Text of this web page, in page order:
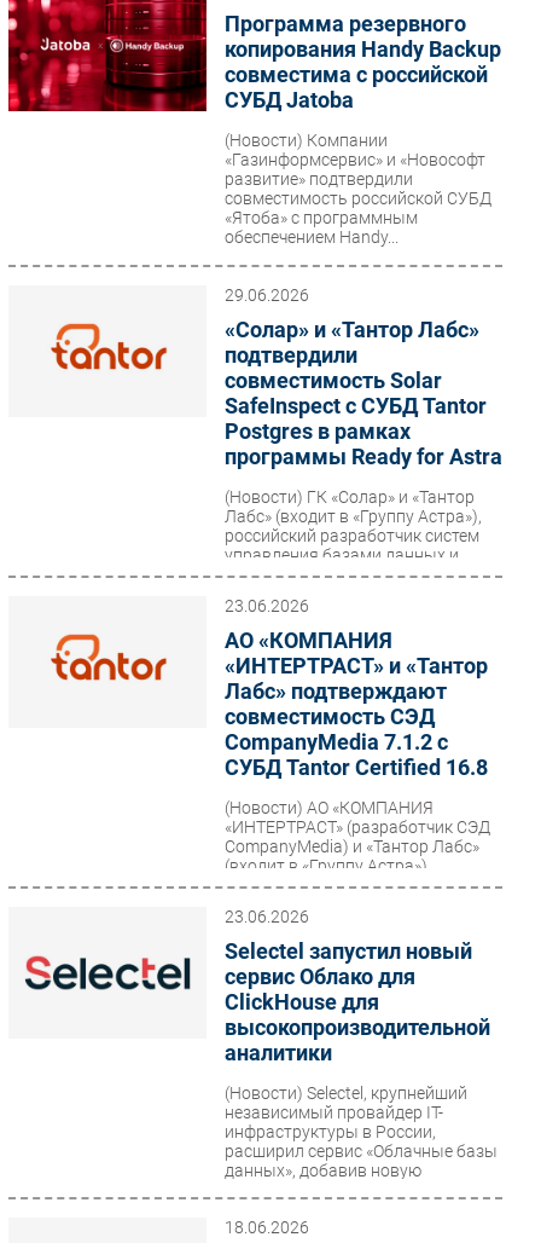
Каталог компаний
Программа резервного
копирования Handy Backup
совместима с российской
СУБД Jatoba
(Новости) Компании
«Газинформсервис» и «Новософт
развитие» подтвердили
совместимость российской СУБД
«Ятоба» с программным
обеспечением Handy...
29.06.2026
«Солар» и «Тантор Лабс»
подтвердили
совместимость Solar
SafeInspect с СУБД Tantor
Postgres в рамках
программы Ready for Astra
(Новости) ГК «Солар» и «Тантор
Лабс» (входит в «Группу Астра»),
российский разработчик систем
управления базами данных и
машин баз данных, подтвердили...
23.06.2026
АО «КОМПАНИЯ
«ИНТЕРТРАСТ» и «Тантор
Лабс» подтверждают
совместимость СЭД
CompanyMedia 7.1.2 с
СУБД Tantor Certified 16.8
(Новости) АО «КОМПАНИЯ
«ИНТЕРТРАСТ» (разработчик СЭД
CompanyMedia) и «Тантор Лабс»
(входит в «Группу Астра»),
технологический лидер в сфере...
23.06.2026
Selectel запустил новый
сервис Облако для
ClickHouse для
высокопроизводительной
аналитики
(Новости) Selectel, крупнейший
независимый провайдер IT-
инфраструктуры в России,
расширил сервис «Облачные базы
данных», добавив новую
18.06.2026